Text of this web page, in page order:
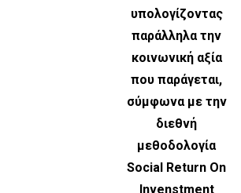
υπολογίζοντας
παράλληλα την
κοινωνική αξία
που παράγεται,
σύμφωνα με την
διεθνή
μεθοδολογία
Social Return On
Invenstment